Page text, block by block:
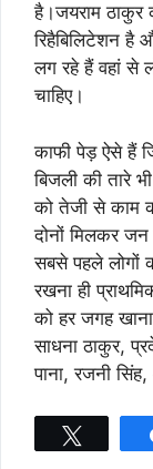
है।जयराम ठाकुर
रिहैबिलिटेशन है
लग रहे हैं वहां से
चाहिए।
काफी पेड़ ऐसे हैं
बिजली की तारे
को तेजी से काम
दोनों मिलकर
सबसे पहले लोगों
रखना ही
को हर जगह
साधना ठाकुर,
पाना, रजनी